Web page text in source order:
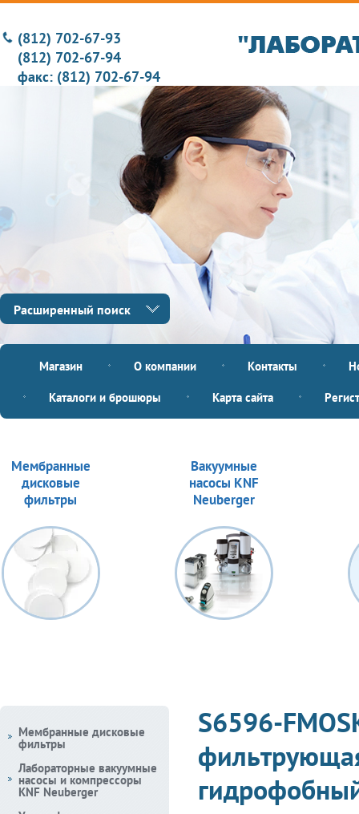
(812) 702-67-93
(812) 702-67-94
факс: (812) 702-67-94
Расширенный поиск
Магазин О компании Контакты
Каталоги и брошюры Карта сайта
Мембранные
дисковые
фильтры
Вакуумные
насосы KNF
Neuberger
S6596-
Мембранные дисковые
фильтры
Лабораторные вакуумные
насосы и компрессоры
KNF Neuberger